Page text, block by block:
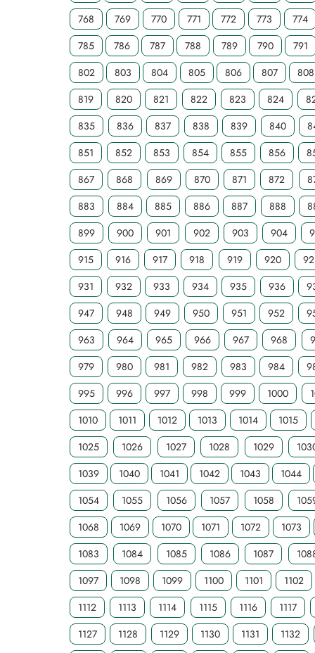
768
769 770 771 772 773
774
785
786 787 788 789 790
791
802
803 804 805 806 807
808
819
820 821 822 823 824
835
836 837 838 839 840
851
852 853 854 855 856
867
868 869 870 871 872
883
884 885 886 887 888
899
900 901 902 903 904
915
916 917 918 919 920
931
932 933 934 935 936
947
948 949 950 951 952
963
964 965 966 967 968
979
980 981 982 983 984
995
996 997 998 999 1000
1010
1011 1012 1013 1014
1015
1025
1026 1027 1028 1029
1039
1040 1041 1042 1043
1044
1054
1055 1056 1057 1058
1068
1069 1070 1071 1072
1073
1083
1084 1085 1086 1087
1097
1098 1099 1100 1101
1102
1112
1113 1114 1115 1116
1117
1127
1128 1129 1130 1131
1132